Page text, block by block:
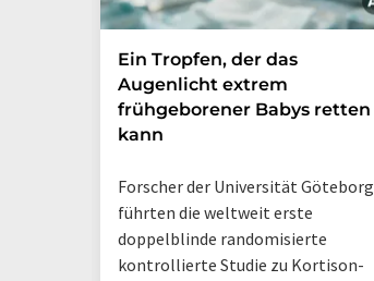
Ein Tropfen, der das
Augenlicht extrem
frühgeborener Babys retten
kann
Forscher der Universität Göteborg
führten die weltweit erste
doppelblinde randomisierte
kontrollierte Studie zu Kortison-